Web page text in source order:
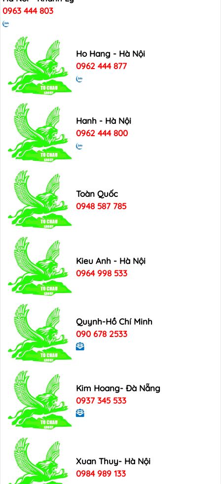
0963 444 803
Ho Hang - Hà Nội
0962 444 877
Hanh - Hà Nội
0962 444 800
Toàn Quốc
0948 587 785
Kieu Anh - Hà Nội
0964 998 533
Quynh-Hồ Chí Minh
090 678 2533
Kim Hoang- Đà Nẵng
0937 345 533
Xuan Thuy- Hà Nội
0984 989 133